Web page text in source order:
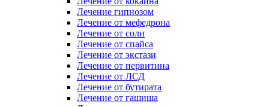
Лечение гипнозом
Лечение от мефедрона
Лечение от соли
Лечение от спайса
Лечение от экстази
Лечение от первитина
Лечение от ЛСД
Лечение от бутирата
Лечение от гашиша